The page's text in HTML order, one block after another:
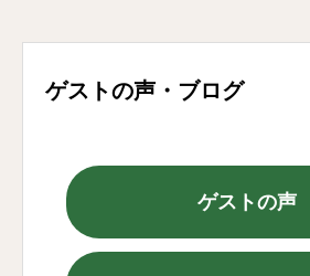
ゲストの声・ブログ
ゲストの声